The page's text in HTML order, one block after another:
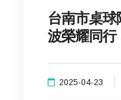
台南市桌
波榮耀同行
2025-04-23